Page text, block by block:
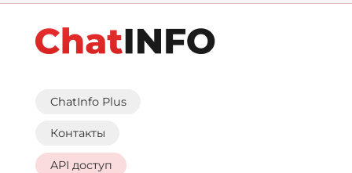
ChatInfo Plus
Контакты
API доступ